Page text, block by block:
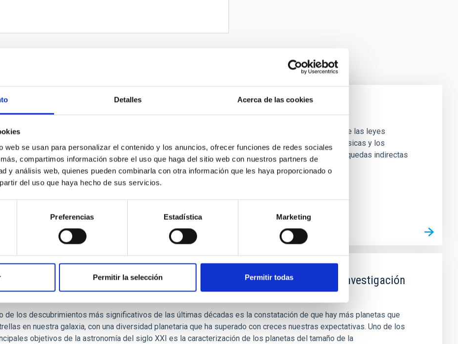
Detalles Acerca de las cookies
web se usan para personalizar el contenido y los anuncios, ofrecer funciones de redes sociales
compartimos información sobre el uso que haga del sitio web con nuestros partners de
y análisis web, quienes pueden combinarla con otra información que les haya proporcionado o
del uso que haya hecho de sus servicios.
Preferencias Estadística Marketing
Permitir la selección Permitir todas
de Astropartículas
grupo trabaja en física teórica de astropartículas y nuestro objetivo es mejorar la comprensión de las leyes
de la naturaleza mediante la explotación de las sinergias entre las observaciones astrofísicas y los
de laboratorio. Las diferentes líneas en las que estamos trabajando actualmente son: Búsquedas indirectas
Jorge Martín Camalich
subneptunos como precursores de los planetas similares a la Tierra: investigación
la capacidad de los ELT para detectar atmósferas (SPEAR)
de los descubrimientos más significativos de las últimas décadas es la constatación de que hay más planetas que
en nuestra galaxia, con una diversidad planetaria que ha superado con creces nuestras expectativas. Uno de los
objetivos de la astronomía del siglo XXI es la caracterización de los planetas del tamaño de la